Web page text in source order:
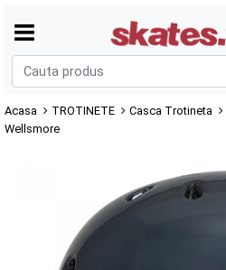
Acasa TROTINETE Casca Trotineta
Wellsmore